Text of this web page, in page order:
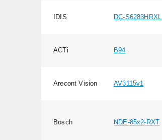
IDIS DC-S6283HRXL
ACTi B94
Arecont Vision AV3115v1
Bosch NDE-85x2-RXT